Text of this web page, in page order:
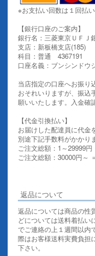
※お支払い回数は１回払
【銀行口座のご案内】
銀行名：三菱東京ＵＦＪ
支店：新板橋支店(185)
科目：普通 4367191
口座名義：ブンシンドウ
当店指定の口座へお振り
おそれいりますが、振込
願いいたします。入金確
【代金引換払い】
お届けした配達員に代金
別途下記手数料がかかり
ご注文総額：1～29999
ご注文総額：30000円～
返品について
返品については商品の性
どについては送料着払い
でご連絡の上１週間以内
際はお客様送料実費負担
下さい。